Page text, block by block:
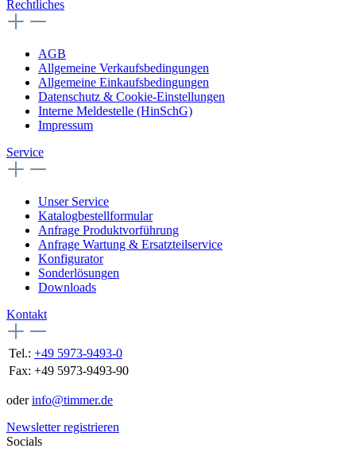
Rechtliches
AGB
Allgemeine Verkaufsbedingungen
Allgemeine Einkaufsbedingungen
Datenschutz & Cookie-Einstellungen
Interne Meldestelle (HinSchG)
Impressum
Service
Unser Service
Katalogbestellformular
Anfrage Produktvorführung
Anfrage Wartung & Ersatzteilservice
Konfigurator
Sonderlösungen
Downloads
Kontakt
Tel.: +49 5973-9493-0
Fax: +49 5973-9493-90
oderinfo@timmer.de
Newsletter registrieren
Socials